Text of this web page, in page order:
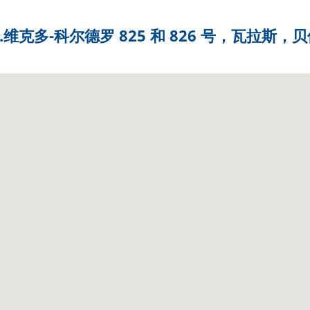
维克多-科尔德罗 825 和 826 号，瓦拉斯，